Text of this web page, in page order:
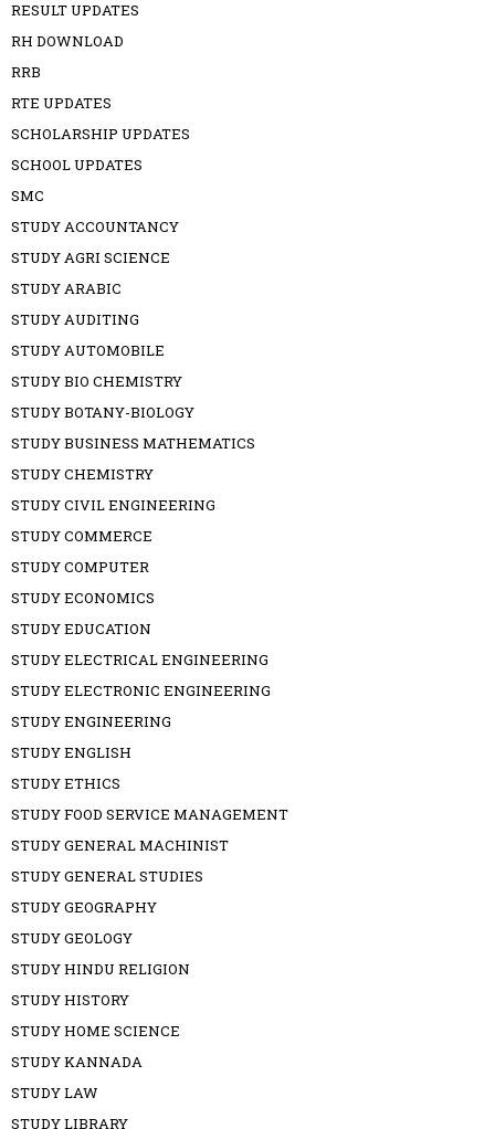
RESULT UPDATES
RH DOWNLOAD
RRB
RTE UPDATES
SCHOLARSHIP UPDATES
SCHOOL UPDATES
SMC
STUDY ACCOUNTANCY
STUDY AGRI SCIENCE
STUDY ARABIC
STUDY AUDITING
STUDY AUTOMOBILE
STUDY BIO CHEMISTRY
STUDY BOTANY-BIOLOGY
STUDY BUSINESS MATHEMATICS
STUDY CHEMISTRY
STUDY CIVIL ENGINEERING
STUDY COMMERCE
STUDY COMPUTER
STUDY ECONOMICS
STUDY EDUCATION
STUDY ELECTRICAL ENGINEERING
STUDY ELECTRONIC ENGINEERING
STUDY ENGINEERING
STUDY ENGLISH
STUDY ETHICS
STUDY FOOD SERVICE MANAGEMENT
STUDY GENERAL MACHINIST
STUDY GENERAL STUDIES
STUDY GEOGRAPHY
STUDY GEOLOGY
STUDY HINDU RELIGION
STUDY HISTORY
STUDY HOME SCIENCE
STUDY KANNADA
STUDY LAW
STUDY LIBRARY